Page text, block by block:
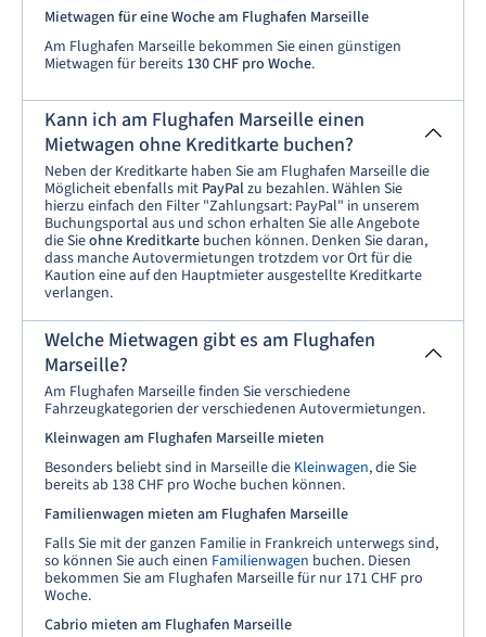
Mietwagen für eine Woche am Flughafen Marseille
Am Flughafen Marseille bekommen Sie einen günstigen
Mietwagen für bereits 130 CHF pro Woche.
Kann ich am Flughafen Marseille einen
Mietwagen ohne Kreditkarte buchen?
Neben der Kreditkarte haben Sie am Flughafen Marseille die
Möglicheit ebenfalls mit PayPalzu bezahlen. Wählen Sie
hierzu einfach den Filter "Zahlungsart: PayPal" in unserem
Buchungsportal aus und schon erhalten Sie alle Angebote
die Sieohne Kreditkarte buchen können. Denken Sie daran,
dass manche Autovermietungen trotzdem vor Ort für die
Kaution eine auf den Hauptmieter ausgestellte Kreditkarte
verlangen.
Welche Mietwagen gibt es am Flughafen
Marseille?
Am Flughafen Marseille finden Sie verschiedene
Fahrzeugkategorien der verschiedenen Autovermietungen.
Kleinwagen am Flughafen Marseille mieten
Besonders beliebt sind in Marseille die Kleinwagen, die Sie
bereits ab 138 CHF pro Woche buchen können.
Familienwagen mieten am Flughafen Marseille
Falls Sie mit der ganzen Familie in Frankreich unterwegs sind,
so können Sie auch einen Familienwagen buchen. Diesen
bekommen Sie am Flughafen Marseille für nur 171 CHF pro
Woche.
Cabrio mieten am Flughafen Marseille